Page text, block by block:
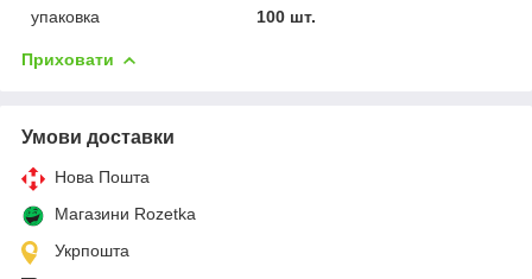
упаковка
100 шт.
Приховати
Умови доставки
Нова Пошта
Магазини Rozetka
Укрпошта